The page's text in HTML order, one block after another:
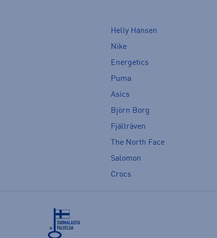
Helly Hansen
Nike
Energetics
Puma
Asics
Björn Borg
Fjällräven
The North Face
Salomon
Crocs